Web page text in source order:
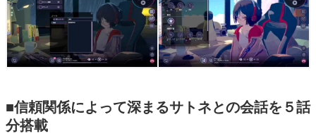
■信頼関係によって深まるサトネとの会話を５話
分搭載